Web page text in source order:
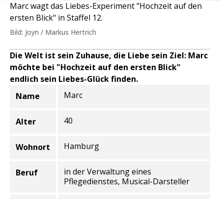
Marc wagt das Liebes-Experiment "Hochzeit auf den
ersten Blick" in Staffel 12.
Bild: Joyn / Markus Hertrich
Die Welt ist sein Zuhause, die Liebe sein Ziel: Marc
möchte bei "Hochzeit auf den ersten Blick"
endlich sein Liebes-Glück finden.
Informationen zur Person
Name
Alter
Wohnort
Beruf
Marc
40
Hamburg
in der Verwaltung eines
Pflegedienstes, Musical-Darsteller